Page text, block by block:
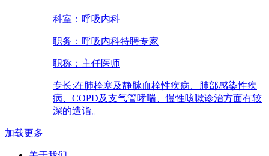
科室： 呼吸内科
职务： 呼吸内科特聘专家
职称： 主任医师
专长:在肺栓塞及静脉血栓性疾病、肺部感染性疾
病、COPD及支气管哮喘、慢性咳嗽诊治方面有较
深的造诣。
加载更多